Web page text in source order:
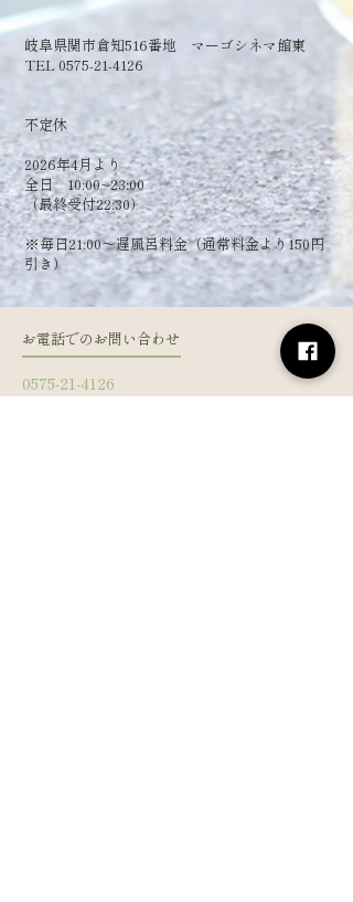
岐阜県関市倉知516番地 マーゴシネマ館東
TEL 0575-21-4126
​不定休
2026年4月より
全日 10:00~23:00
（最終受付22:30）
​※毎日21:00～遅風呂料金（通常料金より150円
引き）
お電話でのお問い合わせ
0575-21-4126